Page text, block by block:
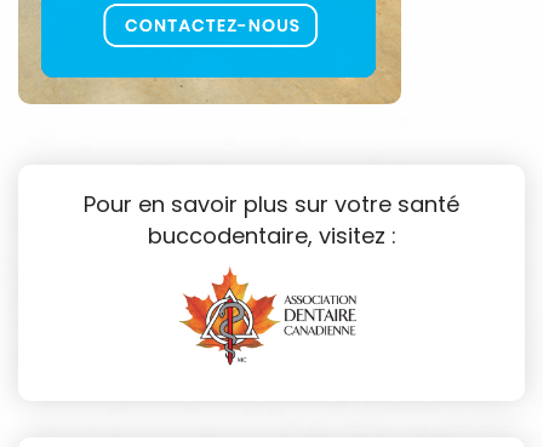
Pour en savoir plus sur votre santé
buccodentaire, visitez :